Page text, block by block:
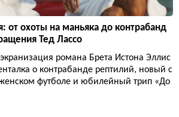
от охоты на маньяка до контрабанд
Тед Лассо
романа Брета Истона Эллис
о контрабанде рептилий, новый с
футболе и юбилейный трип «До